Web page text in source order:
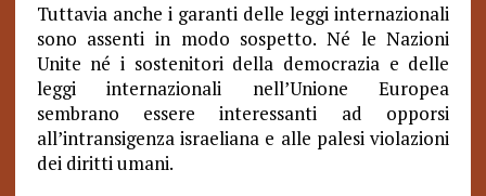
Tuttavia anche i garanti delle leggi internazionali
sono assenti in modo sospetto. Né le Nazioni
Unite né i sostenitori della democrazia e delle
leggi internazionali nell’Unione Europea
sembrano essere interessanti ad opporsi
all’intransigenza israeliana e alle palesi violazioni
dei diritti umani.